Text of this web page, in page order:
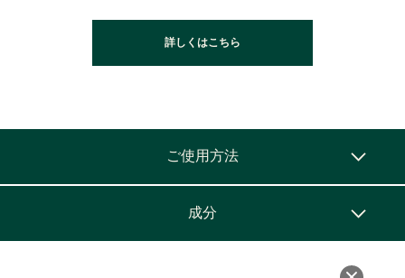
詳しくはこちら
ご使用方法
成分